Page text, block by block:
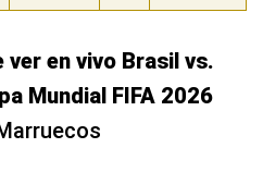
ver en vivo Brasil vs.
Mundial FIFA 2026